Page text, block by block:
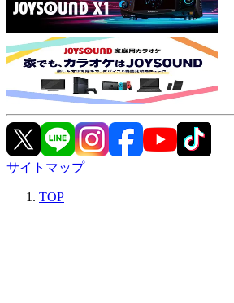
サイトマップ
TOP